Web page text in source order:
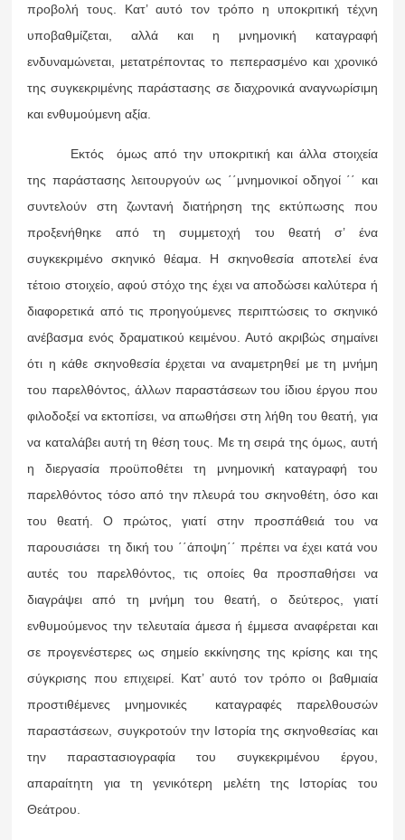
προβολή τους. Κατ’ αυτό τον τρόπο η υποκριτική τέχνη
υποβαθμίζεται, αλλά και η μνημονική καταγραφή
ενδυναμώνεται, μετατρέποντας το πεπερασμένο και χρονικό
της συγκεκριμένης παράστασης σε διαχρονικά αναγνωρίσιμη
και ενθυμούμενη αξία.
Εκτός όμως από την υποκριτική και άλλα στοιχεία
της παράστασης λειτουργούν ως ΄΄μνημονικοί οδηγοί ΄΄ και
συντελούν στη ζωντανή διατήρηση της εκτύπωσης που
προξενήθηκε από τη συμμετοχή του θεατή σ’ ένα
συγκεκριμένο σκηνικό θέαμα. Η σκηνοθεσία αποτελεί ένα
τέτοιο στοιχείο, αφού στόχο της έχει να αποδώσει καλύτερα ή
διαφορετικά από τις προηγούμενες περιπτώσεις το σκηνικό
ανέβασμα ενός δραματικού κειμένου. Αυτό ακριβώς σημαίνει
ότι η κάθε σκηνοθεσία έρχεται να αναμετρηθεί με τη μνήμη
του παρελθόντος, άλλων παραστάσεων του ίδιου έργου που
φιλοδοξεί να εκτοπίσει, να απωθήσει στη λήθη του θεατή, για
να καταλάβει αυτή τη θέση τους. Με τη σειρά της όμως, αυτή
η διεργασία προϋποθέτει τη μνημονική καταγραφή του
παρελθόντος τόσο από την πλευρά του σκηνοθέτη, όσο και
του θεατή. Ο πρώτος, γιατί στην προσπάθειά του να
παρουσιάσει τη δική του ΄΄άποψη΄΄ πρέπει να έχει κατά νου
αυτές του παρελθόντος, τις οποίες θα προσπαθήσει να
διαγράψει από τη μνήμη του θεατή, ο δεύτερος, γιατί
ενθυμούμενος την τελευταία άμεσα ή έμμεσα αναφέρεται και
σε προγενέστερες ως σημείο εκκίνησης της κρίσης και της
σύγκρισης που επιχειρεί. Κατ’ αυτό τον τρόπο οι βαθμιαία
προστιθέμενες μνημονικές καταγραφές παρελθουσών
παραστάσεων, συγκροτούν την Ιστορία της σκηνοθεσίας και
την παραστασιογραφία του συγκεκριμένου έργου,
απαραίτητη για τη γενικότερη μελέτη της Ιστορίας του
Θεάτρου.